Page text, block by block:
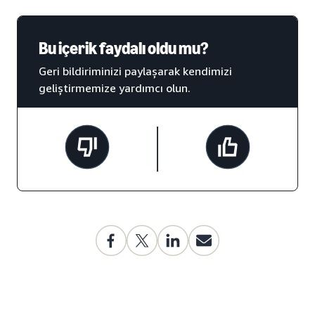
Bu içerik faydalı oldu mu?
Geri bildiriminizi paylaşarak kendimizi
geliştirmemize yardımcı olun.